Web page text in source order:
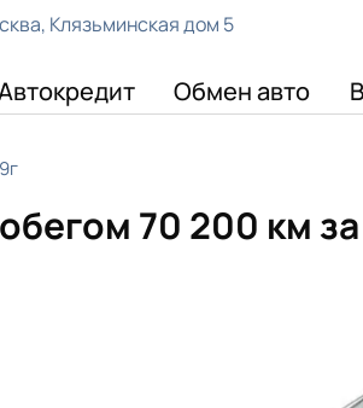
Клязьминская дом 5
Обмен авто
70 200 км